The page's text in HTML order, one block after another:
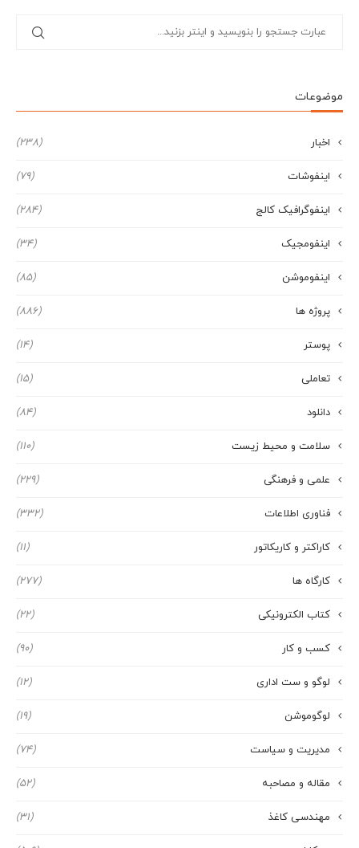
موضوعات
اخبار (238)
اینفوشات (79)
اینفوگرافیک کالج (284)
اینفومجیک (34)
اینفوموشن (85)
پروژه ها (886)
پوستر (14)
تعاملی (15)
دانلود (84)
سلامت و محیط زیست (110)
علمی و فرهنگی (229)
فناوری اطلاعات (332)
کاراکتر و کاریکاتور (11)
کارگاه ها (277)
کتاب الکترونیکی (22)
کسب و کار (90)
لوگو و ست اداری (12)
لوگوموشن (19)
مدیریت و سیاست (74)
مقاله و مصاحبه (52)
مهندسی کاغذ (31)